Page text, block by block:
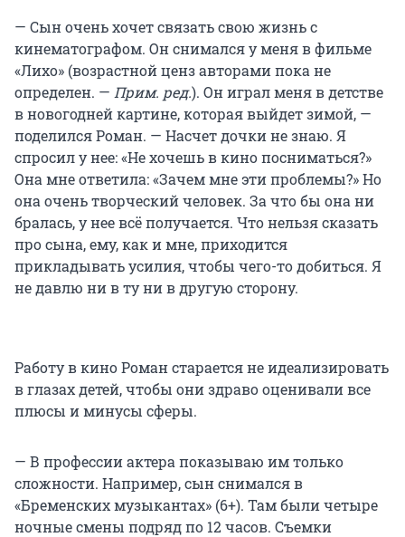
— Сын очень хочет связать свою жизнь с
кинематографом. Он снимался у меня в фильме
«Лихо» (возрастной ценз авторами пока не
определен. — Прим. ред.). Он играл меня в детстве
в новогодней картине, которая выйдет зимой, —
поделился Роман. — Насчет дочки не знаю. Я
спросил у нее: «Не хочешь в кино посниматься?»
Она мне ответила: «Зачем мне эти проблемы?» Но
она очень творческий человек. За что бы она ни
бралась, у нее всё получается. Что нельзя сказать
про сына, ему, как и мне, приходится
прикладывать усилия, чтобы чего-то добиться. Я
не давлю ни в ту ни в другую сторону.
Работу в кино Роман старается не идеализировать
в глазах детей, чтобы они здраво оценивали все
плюсы и минусы сферы.
— В профессии актера показываю им только
сложности. Например, сын снимался в
«Бременских музыкантах» (6+). Там были четыре
ночные смены подряд по 12 часов. Съемки